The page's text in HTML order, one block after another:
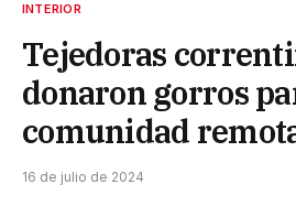
INTERIOR
Tejedoras
donaron gorros
comunidad
16 de julio de 2024